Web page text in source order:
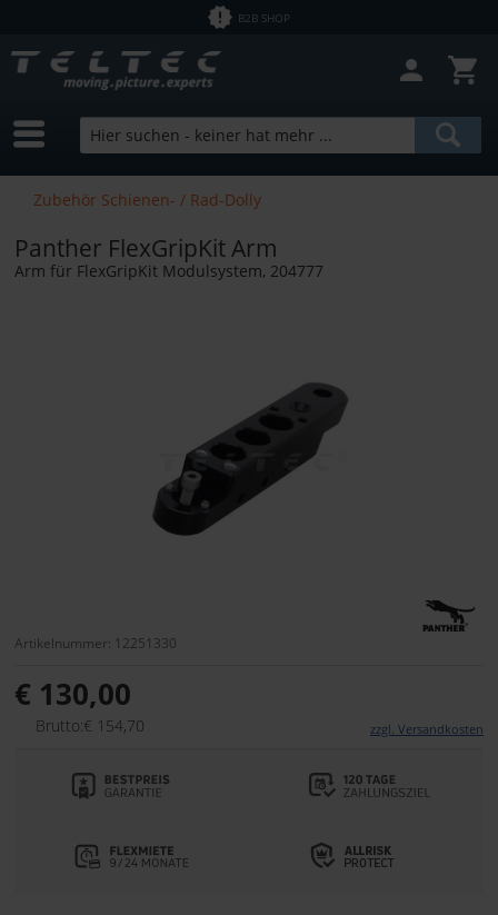
B2B SHOP
Zubehör Schienen- / Rad-Dolly
Panther FlexGripKit Arm
Arm für FlexGripKit Modulsystem, 204777
Artikelnummer: 12251330
€ 130,00
Brutto:€ 154,70 zzgl. Versandkosten